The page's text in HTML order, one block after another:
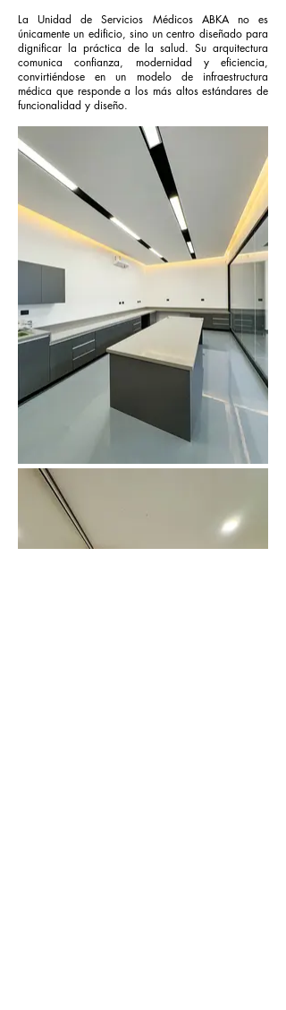
La Unidad de Servicios Médicos ABKA no es
únicamente un edificio, sino un centro diseñado para
dignificar la práctica de la salud. Su arquitectura
comunica confianza, modernidad y eficiencia,
convirtiéndose en un modelo de infraestructura
médica que responde a los más altos estándares de
funcionalidad y diseño.